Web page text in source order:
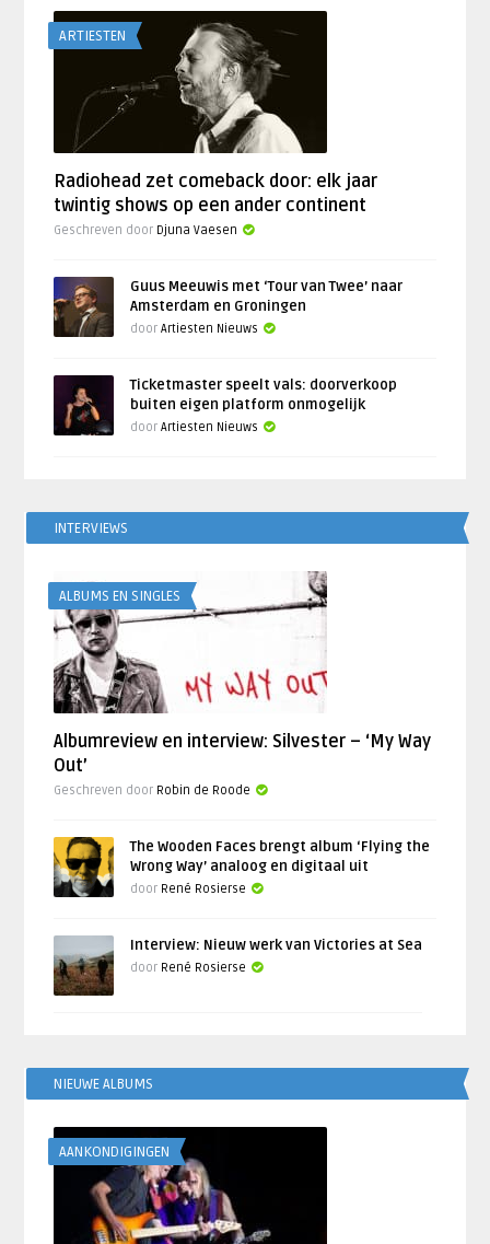
ARTIESTEN
Radiohead zet comeback door: elk jaar
twintig shows op een ander continent
Geschreven door Djuna Vaesen
Guus Meeuwis met ‘Tour van Twee’ naar
Amsterdam en Groningen
doorArtiesten Nieuws
Ticketmaster speelt vals: doorverkoop
buiten eigen platform onmogelijk
doorArtiesten Nieuws
INTERVIEWS
ALBUMS EN SINGLES
Albumreview en interview: Silvester – ‘My Way
Out’
Geschreven door Robin de Roode
The Wooden Faces brengt album ‘Flying the
Wrong Way’ analoog en digitaal uit
door René Rosierse
Interview: Nieuw werk van Victories at Sea
door René Rosierse
NIEUWE ALBUMS
AANKONDIGINGEN